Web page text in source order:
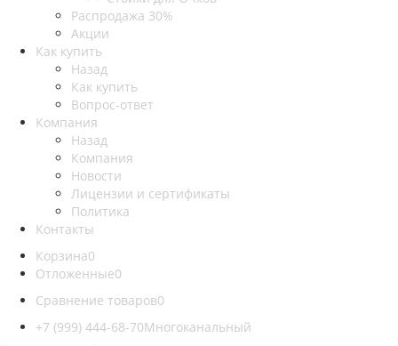
Распродажа 30%
Акции
Как купить
Назад
Как купить
Вопрос-ответ
Компания
Назад
Компания
Новости
Лицензии и сертификаты
Политика
Контакты
Корзина0
Отложенные0
Сравнение товаров0
+7 (999) 444-68-70Многоканальный